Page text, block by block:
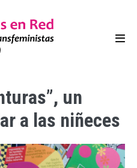
un
a las niñeces